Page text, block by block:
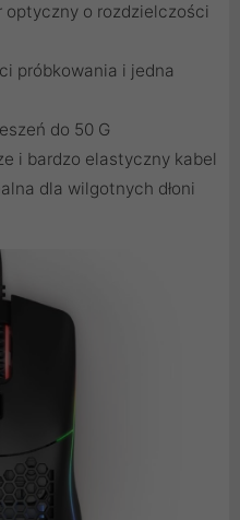
optyczny o rozdzielczości
próbkowania i jedna
do 50 G
i bardzo elastyczny kabel
dla wilgotnych dłoni